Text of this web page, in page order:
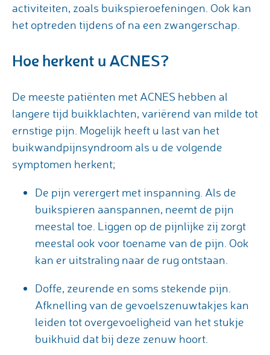
activiteiten, zoals buikspieroefeningen. Ook kan
het optreden tijdens of na een zwangerschap.
Hoe herkent u ACNES?
De meeste patiënten met ACNES hebben al
langere tijd buikklachten, variërend van milde tot
ernstige pijn. Mogelijk heeft u last van het
buikwandpijnsyndroom als u de volgende
symptomen herkent;
De pijn verergert met inspanning. Als de
buikspieren aanspannen, neemt de pijn
meestal toe. Liggen op de pijnlijke zij zorgt
meestal ook voor toename van de pijn. Ook
kan er uitstraling naar de rug ontstaan.
Doffe, zeurende en soms stekende pijn.
Afknelling van de gevoelszenuwtakjes kan
leiden tot overgevoeligheid van het stukje
buikhuid dat bij deze zenuw hoort.